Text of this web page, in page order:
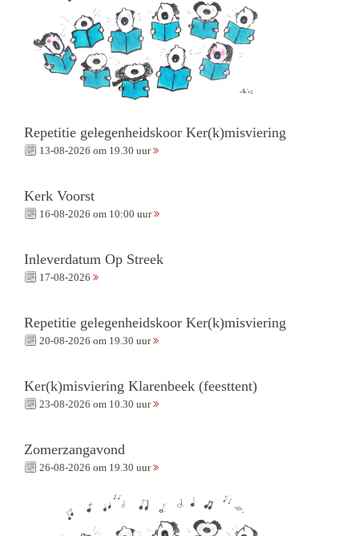
Repetitie gelegenheidskoor Ker(k)misviering
13-08-2026 om 19.30 uur
Kerk Voorst
16-08-2026 om 10:00 uur
Inleverdatum Op Streek
17-08-2026
Repetitie gelegenheidskoor Ker(k)misviering
20-08-2026 om 19.30 uur
Ker(k)misviering Klarenbeek (feesttent)
23-08-2026 om 10.30 uur
Zomerzangavond
26-08-2026 om 19.30 uur